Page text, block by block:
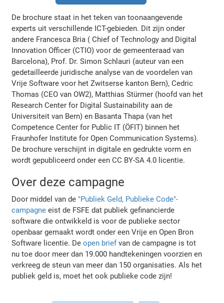
De brochure staat in het teken van toonaangevende
experts uit verschillende ICT-gebieden. Dit zijn onder
andere Francesca Bria ( Chief of Technology and Digital
Innovation Officer (CTIO) voor de gemeenteraad van
Barcelona), Prof. Dr. Simon Schlauri (auteur van een
gedetailleerde juridische analyse van de voordelen van
Vrije Software voor het Zwitserse kanton Bern), Cedric
Thomas (CEO van OW2), Matthias Stürmer (hoofd van het
Research Center for Digital Sustainability aan de
Universiteit van Bern) en Basanta Thapa (van het
Competence Center for Public IT (ÖFIT) binnen het
Fraunhofer Institute for Open Communication Systems).
De brochure verschijnt in digitale en gedrukte vorm en
wordt gepubliceerd onder een CC BY-SA 4.0 licentie.
Over deze campagne
Door middel van de "Publiek Geld, Publieke Code"-
campagne eist de FSFE dat publiek gefinancierde
software die ontwikkeld is voor de publieke sector
openbaar gemaakt wordt onder een Vrije en Open Bron
Software licentie. Deopen briefvan de campagne is tot
nu toe door meer dan 19.000 handtekeningen voorzien en
verkreeg de steun van meer dan 150 organisaties. Als het
publiek geld is, moet het ook publieke code zijn!